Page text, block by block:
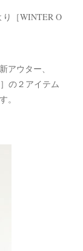
り［WINTER O
アウター、
の２アイテム
。